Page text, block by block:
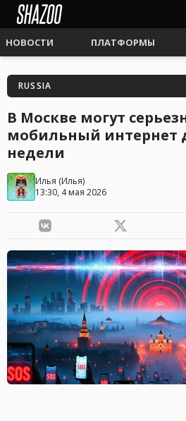
НОВОСТИ ПЛАТФОРМЫ
RUSSIA
В Москве могут
мобильный интернет
недели
Илья (Илья)
13:30, 4 мая 2026